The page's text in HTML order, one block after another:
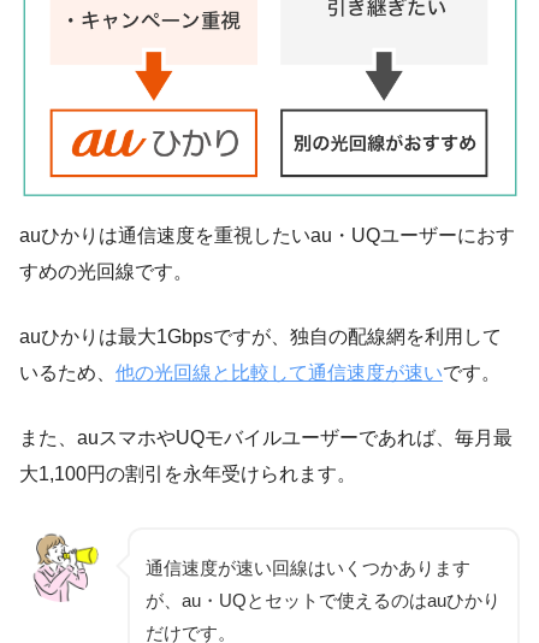
auひかりは通信速度を重視したいau・UQユーザーにおす
すめの光回線です。
auひかりは最大1Gbpsですが、独自の配線網を利用して
いるため、 他の光回線と比較して通信速度が速いです。
また、auスマホやUQモバイルユーザーであれば、毎月最
大1,100円の割引を永年受けられます。
通信速度が速い回線はいくつかあります
が、au・UQとセットで使えるのはauひかり
だけです。